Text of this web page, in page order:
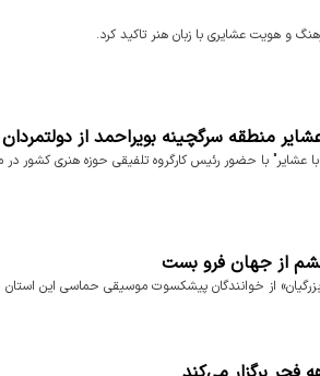
و هویت عشایری با زبان هنر تاکید کرد.
منطقه سرگچینه بویراحمد از دولتمردان
با حضور رئیس کارگروه تلفیقی حوزه هنری کشور در
چشم از جهان فرو بست
از خوانندگان پیشکسوت موسیقی حماسی این استان